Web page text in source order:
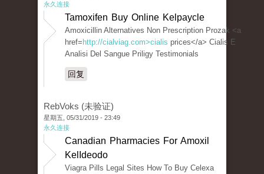
永久连接
Tamoxifen Buy Online Kelpaycle
Amoxicillin Alternatives Non Prescription Prozak <a
href= http://cialviag.com>cialis prices</a> Cialis E
Analisi Del Sangue Priligy Testimonials
回复
RebVoks (未验证)
星期五, 05/31/2019 - 23:49
永久连接
Canadian Pharmacies For Amoxil
KelIdeodo
Viagra Pills Legal Sites How To Buy Celexa